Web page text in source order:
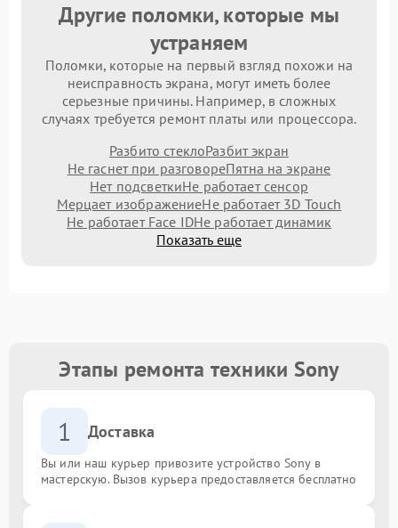
Другие поломки, которые мы
устраняем
Поломки, которые на первый взгляд похожи на
неисправность экрана, могут иметь более
серьезные причины. Например, в сложных
случаях требуется ремонт платы или процессора.
Разбито стеклоРазбит экран
Не гаснет при разговореПятна на экране
Нет подсветкиНе работает сенсор
Мерцает изображениеНе работает 3D Touch
Не работает Face IDНе работает динамик
Показать еще
Этапы ремонта техники Sony
1 Доставка
Вы или наш курьер привозите устройство Sony в
мастерскую. Вызов курьера предоставляется бесплатно